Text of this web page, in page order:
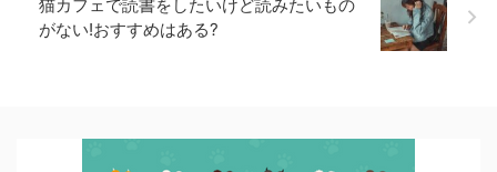
猫カフェで読書をしたいけど読みたいもの
がない!おすすめはある?